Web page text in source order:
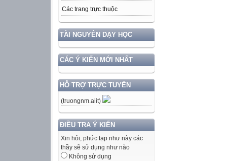
Các trang trực thuộc
TÀI NGUYÊN DẠY HỌC
CÁC Ý KIẾN MỚI NHẤT
HỖ TRỢ TRỰC TUYẾN
(truongnm.aiit)
ĐIỀU TRA Ý KIẾN
Xin hỏi, phức tạp như này các
thầy sẽ sử dụng như nào
Không sử dụng